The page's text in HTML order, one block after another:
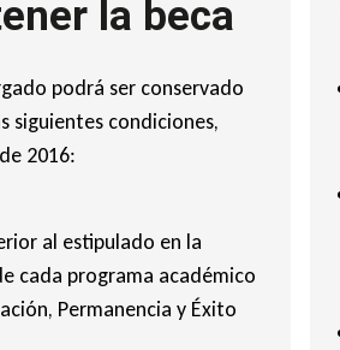
la beca
podrá ser conservado
siguientes condiciones,
2016:
al estipulado en la
cada programa académico
Permanencia y Éxito